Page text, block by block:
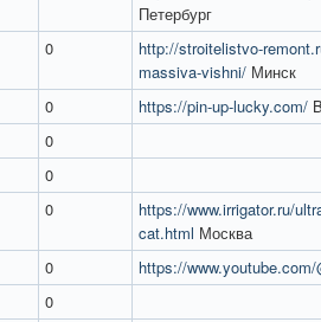
Петербург
0
http://stroitelistvo-
massiva-vishni/ Минск
0 https://pin-up-lucky.com/
0
0
0
https://www.irrigator.ru/
cat.html Москва
0
https://
0